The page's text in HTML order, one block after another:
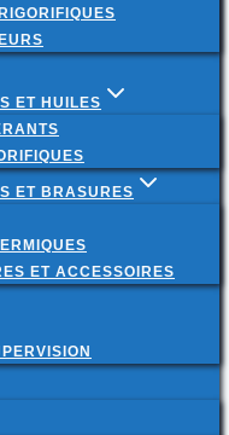
ET HUILES
ET BRASURES
ET ACCESSOIRES